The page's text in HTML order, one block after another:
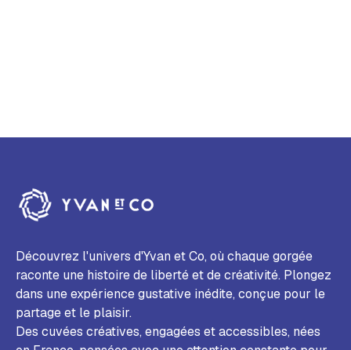
Découvrez l'univers d'Yvan et Co, où chaque gorgée
raconte une histoire de liberté et de créativité. Plongez
dans une expérience gustative inédite, conçue pour le
partage et le plaisir.
Des cuvées créatives, engagées et accessibles, nées